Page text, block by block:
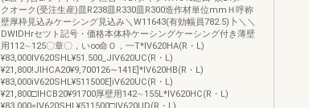
クオーク(受注生産)皿R238皿R330皿R300造作材単位mmＨ呼称
壁厚枠見込みケーシング見込み＼W11643(有効幅員782.5)卜＼＼
DWIDHrセツト記号・価格本体枠ケーシングケーシング付き薄壁
用112∼125〇章〇，い∞命Ｏ，一T*IV620HA(R・L)
¥83,000IV620SHL¥51.500_JIV620UC(R・L)
¥21,800!JIHCA20¥9,700126∼141E]*IV620HB(R・L)
¥83,000iV620SHL¥511500E]iV620UC(R・L)
¥21,800□lHCB20¥91700厚壁用142∼155L*IV620HC(R・L)